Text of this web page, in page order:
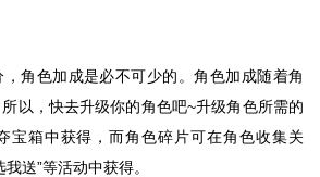
角色加成是必不可少的。角色加成随着角
以，快去升级你的角色吧~升级角色所需的
宝箱中获得，而角色碎片可在角色收集关
送”等活动中获得。